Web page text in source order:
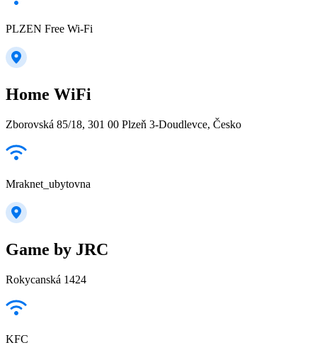
PLZEN Free Wi-Fi
Home WiFi
Zborovská 85/18, 301 00 Plzeň 3-Doudlevce, Česko
Mraknet_ubytovna
Game by JRC
Rokycanská 1424
KFC